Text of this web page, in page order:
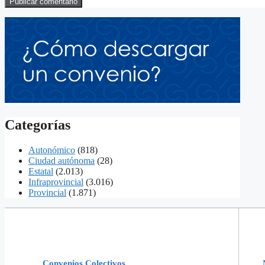
Categorías
Autonómico (818)
Ciudad autónoma (28)
Estatal (2.013)
Infraprovincial (3.016)
Provincial (1.871)